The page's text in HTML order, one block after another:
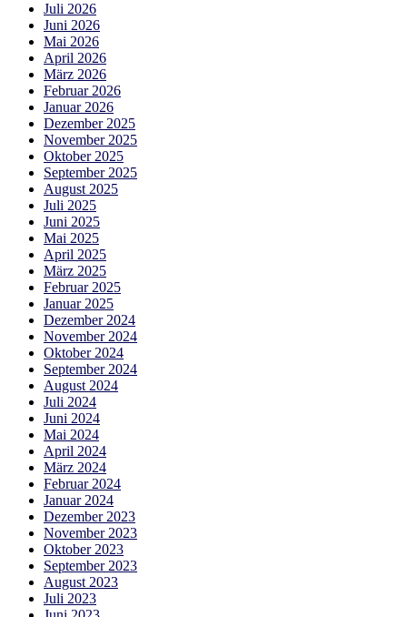
Juli 2026
Juni 2026
Mai 2026
April 2026
März 2026
Februar 2026
Januar 2026
Dezember 2025
November 2025
Oktober 2025
September 2025
August 2025
Juli 2025
Juni 2025
Mai 2025
April 2025
März 2025
Februar 2025
Januar 2025
Dezember 2024
November 2024
Oktober 2024
September 2024
August 2024
Juli 2024
Juni 2024
Mai 2024
April 2024
März 2024
Februar 2024
Januar 2024
Dezember 2023
November 2023
Oktober 2023
September 2023
August 2023
Juli 2023